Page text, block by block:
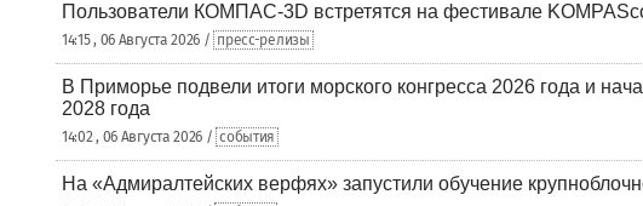
Пользователи КОМПАС-3D встретятся на фестивале
14:15 , 06 Августа 2026 / пресс-релизы
В Приморье подвели итоги морского конгресса 2026 года и
2028 года
14:02 , 06 Августа 2026 / события
На «Адмиралтейских верфях» запустили обучение